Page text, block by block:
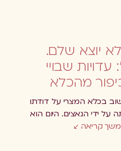
יוצא שלם.
שבויי
מהכלא
בכלא המצרי על דודתו
על ידי הנאצים. היום הוא
קריאה